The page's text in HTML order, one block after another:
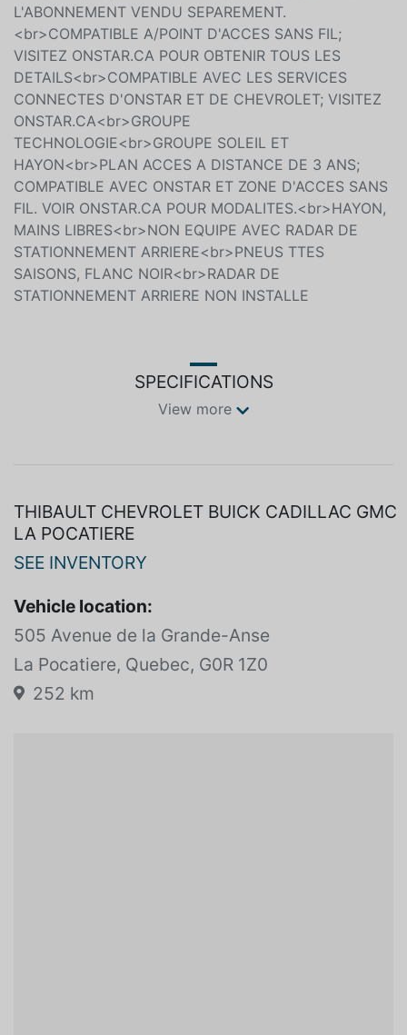
L'ABONNEMENT VENDU SEPAREMENT.
<br>COMPATIBLE A/POINT D'ACCES SANS FIL;
VISITEZ ONSTAR.CA POUR OBTENIR TOUS LES
DETAILS<br>COMPATIBLE AVEC LES SERVICES
CONNECTES D'ONSTAR ET DE CHEVROLET; VISITEZ
ONSTAR.CA<br>GROUPE
TECHNOLOGIE<br>GROUPE SOLEIL ET
HAYON<br>PLAN ACCES A DISTANCE DE 3 ANS;
COMPATIBLE AVEC ONSTAR ET ZONE D'ACCES SANS
FIL. VOIR ONSTAR.CA POUR MODALITES.<br>HAYON,
MAINS LIBRES<br>NON EQUIPE AVEC RADAR DE
STATIONNEMENT ARRIERE<br>PNEUS TTES
SAISONS, FLANC NOIR<br>RADAR DE
STATIONNEMENT ARRIERE NON INSTALLE
SPECIFICATIONS
View more
THIBAULT CHEVROLET BUICK CADILLAC GMC
LA POCATIERE
SEE INVENTORY
Vehicle location:
505 Avenue de la Grande-Anse
La Pocatiere, Quebec, G0R 1Z0
252 km